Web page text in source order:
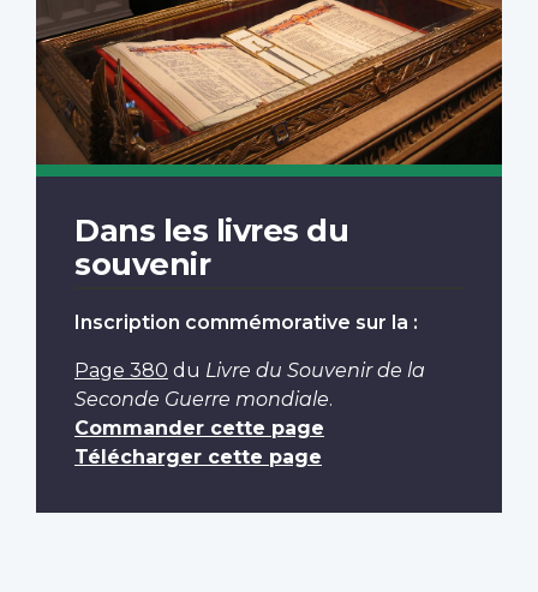
Dans les livres du
souvenir
Inscription commémorative sur la :
Page 380 du Livre du Souvenir de la
Seconde Guerre mondiale.
Commander cette page
Télécharger cette page